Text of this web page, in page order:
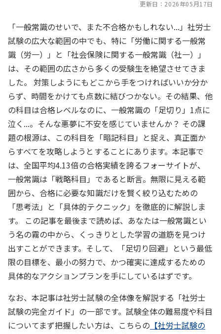
更新日： 2026年05月17日
「一般常識のせいで、また不合格かもしれない...」社労士
試験の広大な範囲の中でも、特に「労働に関する一般常
識（労一）」と「社会保険に関する一般常識（社一）」
は、その範囲の広さから多くの受験生を絶望させてきま
した。 対策しようにもどこから手をつければいいか分か
らず、時間をかけても点数に結びつかない。その結果、他
の科目は合格レベルなのに、一般常識の「足切り」1点に
泣く...。そんな悪夢に不安を感じていませんか？ その課
題の根源は、この科目を「暗記科目」と捉え、真正面か
らすべてを攻略しようとすることにあります。本記事で
は、全国平均4.13倍の合格実績を誇るフォーサイトが、
一般常識は「戦略科目」であると断言。無限に見える範
囲から、合格に必要な知識だけを賢く絞り込むための
「思考法」と「具体的テクニック」を徹底的に解説しま
す。 この記事を最後まで読めば、あなたは一般常識とい
う名の霧の中から、くっきりとした学習の道筋を見つけ
出すことができます。そして、「足切り回避」という最低
限の目標を、最小の努力で、かつ確実に達成するための
具体的なアクションプランを手にしているはずです。
なお、本記事は社労士試験の全体像を解説する「社労士
試験の完全ガイド」の一部です。試験全体の難易度や科目
についてまず把握したい方は、こちらの 【社労士試験の